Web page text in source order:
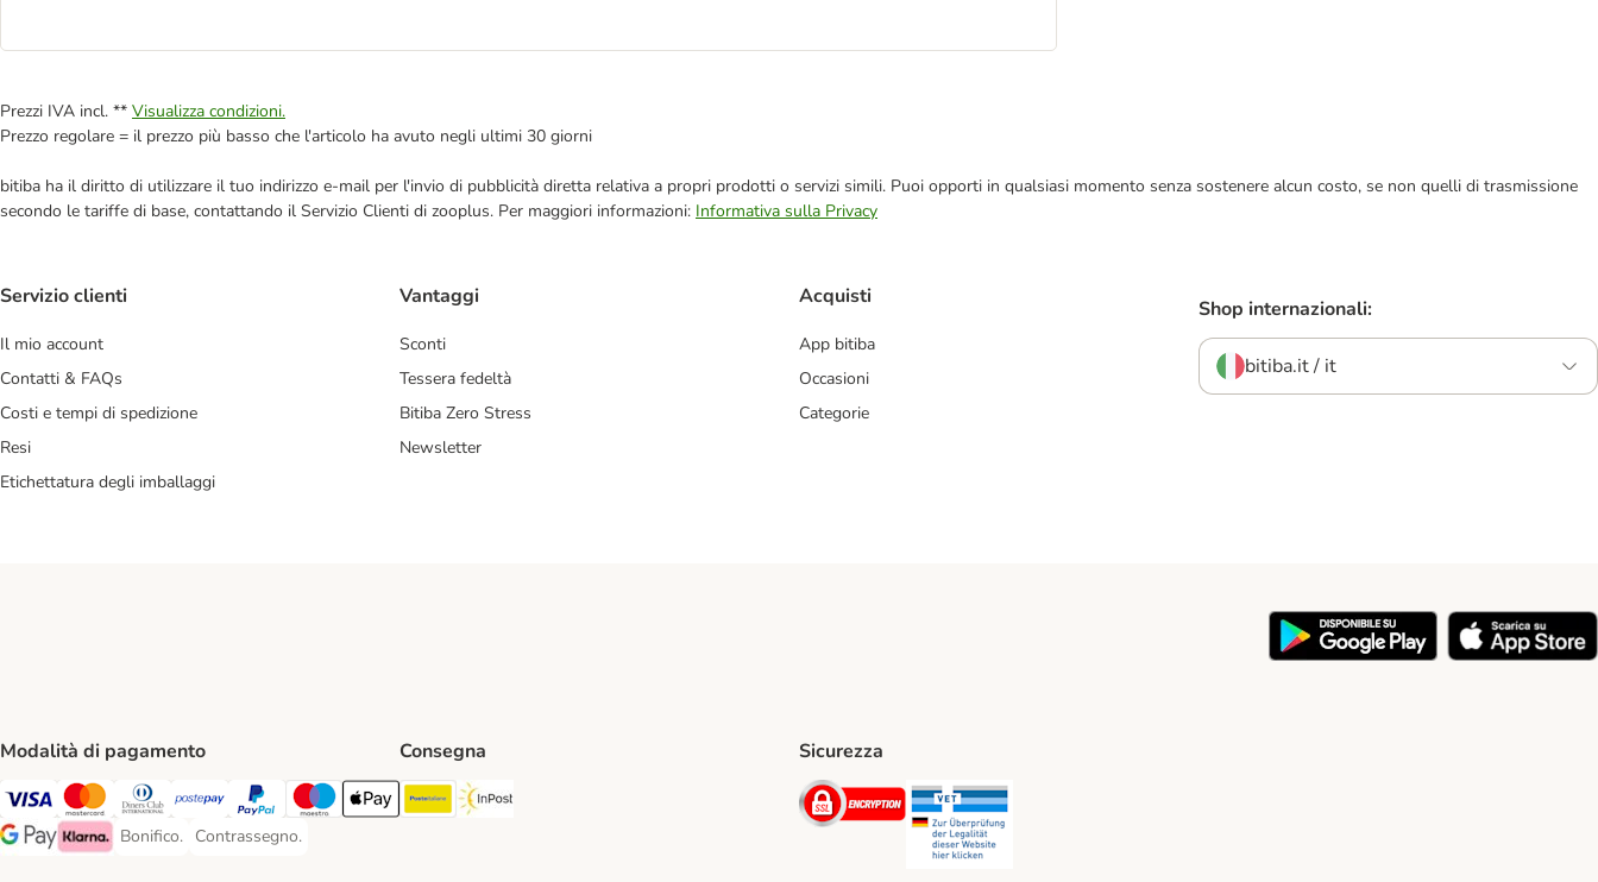
Prezzi IVA incl. ** Visualizza condizioni.
Prezzo regolare = il prezzo più basso che l'articolo ha avuto negli ultimi 30 giorni
bitiba ha il diritto di utilizzare il tuo indirizzo e-mail per l'invio di pubblicità diretta relativa a propri prodotti o servizi simili. Puoi opporti in qualsiasi momento senza sostenere alcun costo, se non quelli di trasmissione
secondo le tariffe di base, contattando il Servizio Clienti di zooplus. Per maggiori informazioni: Informativa sulla Privacy
Servizio clienti
Il mio account
Contatti & FAQs
Costi e tempi di spedizione
Resi
Etichettatura degli imballaggi
Vantaggi
Sconti
Tessera fedeltà
Bitiba Zero Stress
Newsletter
Acquisti
App bitiba
Occasioni
Categorie
Shop internazionali:
bitiba.it / it
Modalità di pagamento
Visa. Payment Method
Mastercard. Payment Method
Diners Club. Payment Method
Postepay. Payment Method
PayPal. Payment Method
Maestro. Payment Method
Apple pay. Payment Method
Google Pay Payment Method
Klarna Payment Method
Bonifico.
Bonifico. Payment Method
Contrassegno.
Contrassegno. Payment Method
Consegna
Poste Italiane. Shipping Method
Sicurezza
Security